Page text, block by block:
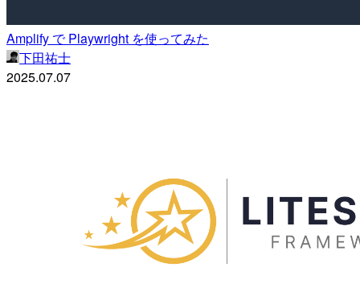
Amplify で Playwright を使ってみた
下田祐士
2025.07.07